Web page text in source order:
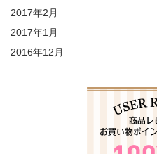
2017年2月
2017年1月
2016年12月